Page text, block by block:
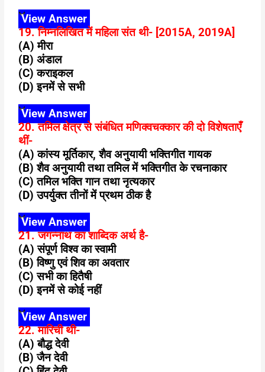
View Answer
19. निम्नलिखित में महिला संत थी- [2015A, 2019A]
(A) मीरा
(B) अंडाल
(C) कराइकल
(D) इनमें से सभी
View Answer
20. तमिल क्षेत्र से संबंधित मणिक्वचक्कार की दो विशेषताएँ
थीं-
(A) कांस्य मूर्तिकार, शैव अनुयायी भक्तिगीत गायक
(B) शैव अनुयायी तथा तमिल में भक्तिगीत के रचनाकार
(C) तमिल भक्ति गान तथा नृत्यकार
(D) उपर्युक्त तीनों में प्रथम ठीक है
View Answer
21. जगन्नाथ का शाब्दिक अर्थ है-
(A) संपूर्ण विश्व का स्वामी
(B) विष्णु एवं शिव का अवतार
(C) सभी का हितैषी
(D) इनमें से कोई नहीं
View Answer
22. मारिची थी-
(A) बौद्ध देवी
(B) जैन देवी